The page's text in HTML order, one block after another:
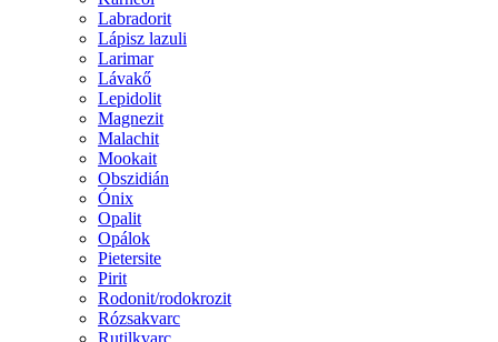
Labradorit
Lápisz lazuli
Larimar
Lávakő
Lepidolit
Magnezit
Malachit
Mookait
Obszidián
Ónix
Opalit
Opálok
Pietersite
Pirit
Rodonit/rodokrozit
Rózsakvarc